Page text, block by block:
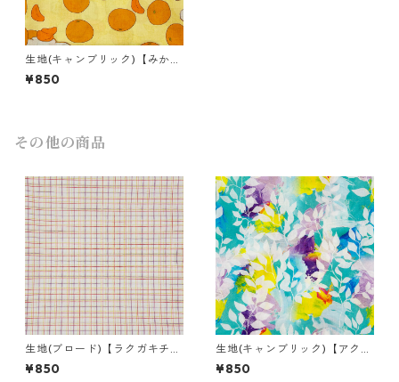
生地(キャンブリック)【みか
ん】
¥850
その他の商品
生地(ブロード)【ラクガキチェ
ック Ｂ】
¥850
生地(キャンブリック)【アクリ
ル Ａ】
¥850